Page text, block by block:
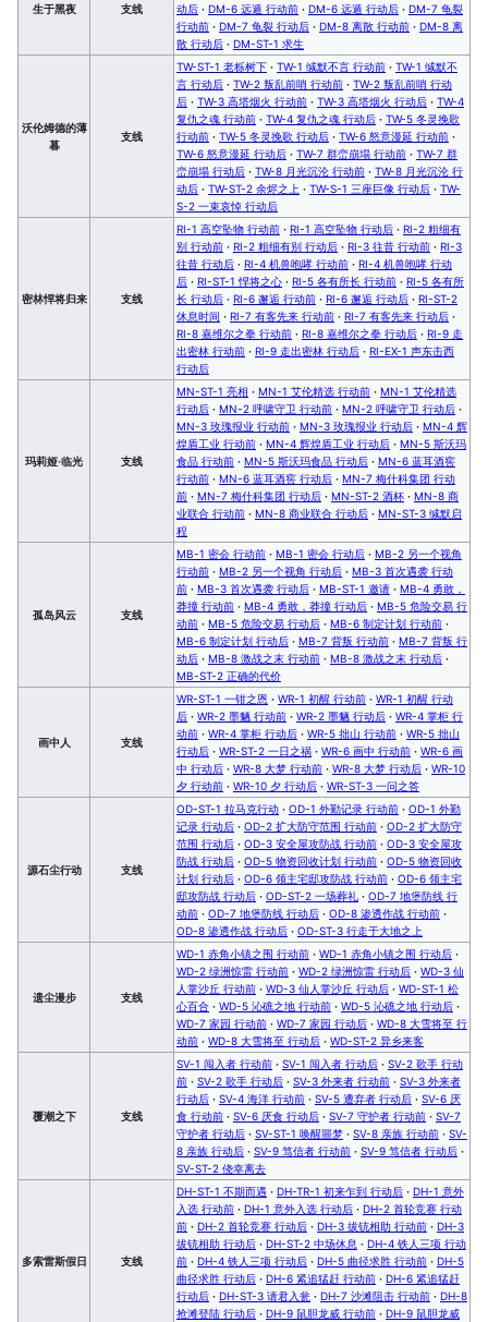
生于黑夜 支线
动后 · DM-6 远遁 行动前 · DM-6 远遁 行动后 · DM-7 龟裂
行动前 · DM-7 龟裂 行动后 · DM-8 离散 行动前 · DM-8 离
散 行动后 · DM-ST-1 求生
沃伦姆德的薄
暮
支线
TW-ST-1 老栎树下 · TW-1 缄默不言 行动前 · TW-1 缄默不
言 行动后 · TW-2 叛乱前哨 行动前 · TW-2 叛乱前哨 行动
后 · TW-3 高塔烟火 行动前 · TW-3 高塔烟火 行动后 · TW-4
复仇之魂 行动前 · TW-4 复仇之魂 行动后 · TW-5 冬灵挽歌
行动前 · TW-5 冬灵挽歌 行动后 · TW-6 怒意漫延 行动前 ·
TW-6 怒意漫延 行动后 · TW-7 群峦崩塌 行动前 · TW-7 群
峦崩塌 行动后 · TW-8 月光沉沦 行动前 · TW-8 月光沉沦 行
动后 · TW-ST-2 余烬之上 · TW-S-1 三座巨像 行动后 · TW-
S-2 一束哀悼 行动后
密林悍将归来 支线
RI-1 高空坠物 行动前 · RI-1 高空坠物 行动后 · RI-2 粗细有
别 行动前 · RI-2 粗细有别 行动后 · RI-3 往昔 行动前 · RI-3
往昔 行动后 · RI-4 机兽咆哮 行动前 · RI-4 机兽咆哮 行动
后 · RI-ST-1 悍将之心 · RI-5 各有所长 行动前 · RI-5 各有所
长 行动后 · RI-6 邂逅 行动前 · RI-6 邂逅 行动后 · RI-ST-2
休息时间 · RI-7 有客先来 行动前 · RI-7 有客先来 行动后 ·
RI-8 嘉维尔之拳 行动前 · RI-8 嘉维尔之拳 行动后 · RI-9 走
出密林 行动前 · RI-9 走出密林 行动后 · RI-EX-1 声东击西
行动后
玛莉娅·临光 支线
MN-ST-1 亮相 · MN-1 艾伦精选 行动前 · MN-1 艾伦精选
行动后 · MN-2 呼啸守卫 行动前 · MN-2 呼啸守卫 行动后 ·
MN-3 玫瑰报业 行动前 · MN-3 玫瑰报业 行动后 · MN-4 辉
煌盾工业 行动前 · MN-4 辉煌盾工业 行动后 · MN-5 斯沃玛
食品 行动前 · MN-5 斯沃玛食品 行动后 · MN-6 蓝耳酒窖
行动前 · MN-6 蓝耳酒窖 行动后 · MN-7 梅什科集团 行动
前 · MN-7 梅什科集团 行动后 · MN-ST-2 酒杯 · MN-8 商
业联合 行动前 · MN-8 商业联合 行动后 · MN-ST-3 缄默启
程
孤岛风云 支线
MB-1 密会 行动前 · MB-1 密会 行动后 · MB-2 另一个视角
行动前 · MB-2 另一个视角 行动后 · MB-3 首次遇袭 行动
前 · MB-3 首次遇袭 行动后 · MB-ST-1 邀请 · MB-4 勇敢，
莽撞 行动前 · MB-4 勇敢，莽撞 行动后 · MB-5 危险交易 行
动前 · MB-5 危险交易 行动后 · MB-6 制定计划 行动前 ·
MB-6 制定计划 行动后 · MB-7 背叛 行动前 · MB-7 背叛 行
动后 · MB-8 激战之末 行动前 · MB-8 激战之末 行动后 ·
MB-ST-2 正确的代价
画中人 支线
WR-ST-1 一钳之恩 · WR-1 初醒 行动前 · WR-1 初醒 行动
后 · WR-2 墨魉 行动前 · WR-2 墨魉 行动后 · WR-4 掌柜 行
动前 · WR-4 掌柜 行动后 · WR-5 拙山 行动前 · WR-5 拙山
行动后 · WR-ST-2 一日之祸 · WR-6 画中 行动前 · WR-6 画
中 行动后 · WR-8 大梦 行动前 · WR-8 大梦 行动后 · WR-10
夕 行动前 · WR-10 夕 行动后 · WR-ST-3 一问之答
源石尘行动 支线
OD-ST-1 拉马克行动 · OD-1 外勤记录 行动前 · OD-1 外勤
记录 行动后 · OD-2 扩大防守范围 行动前 · OD-2 扩大防守
范围 行动后 · OD-3 安全屋攻防战 行动前 · OD-3 安全屋攻
防战 行动后 · OD-5 物资回收计划 行动前 · OD-5 物资回收
计划 行动后 · OD-6 领主宅邸攻防战 行动前 · OD-6 领主宅
邸攻防战 行动后 · OD-ST-2 一场葬礼 · OD-7 地堡防线 行
动前 · OD-7 地堡防线 行动后 · OD-8 渗透作战 行动前 ·
OD-8 渗透作战 行动后 · OD-ST-3 行走于大地之上
遗尘漫步 支线
WD-1 赤角小镇之围 行动前 · WD-1 赤角小镇之围 行动后 ·
WD-2 绿洲惊雷 行动前 · WD-2 绿洲惊雷 行动后 · WD-3 仙
人掌沙丘 行动前 · WD-3 仙人掌沙丘 行动后 · WD-ST-1 松
心百合 · WD-5 沁礁之地 行动前 · WD-5 沁礁之地 行动后 ·
WD-7 家园 行动前 · WD-7 家园 行动后 · WD-8 大雪将至 行
动前 · WD-8 大雪将至 行动后 · WD-ST-2 异乡来客
覆潮之下 支线
SV-1 闯入者 行动前 · SV-1 闯入者 行动后 · SV-2 歌手 行动
前 · SV-2 歌手 行动后 · SV-3 外来者 行动前 · SV-3 外来者
行动后 · SV-4 海洋 行动前 · SV-5 遭弃者 行动后 · SV-6 厌
食 行动前 · SV-6 厌食 行动后 · SV-7 守护者 行动前 · SV-7
守护者 行动后 · SV-ST-1 唤醒噩梦 · SV-8 亲族 行动前 · SV-
8 亲族 行动后 · SV-9 笃信者 行动前 · SV-9 笃信者 行动后 ·
SV-ST-2 侥幸离去
多索雷斯假日 支线
DH-ST-1 不期而遇 · DH-TR-1 初来乍到 行动后 · DH-1 意外
入选 行动前 · DH-1 意外入选 行动后 · DH-2 首轮竞赛 行动
前 · DH-2 首轮竞赛 行动后 · DH-3 拔铳相助 行动前 · DH-3
拔铳相助 行动后 · DH-ST-2 中场休息 · DH-4 铁人三项 行动
前 · DH-4 铁人三项 行动后 · DH-5 曲径求胜 行动前 · DH-5
曲径求胜 行动后 · DH-6 紧追猛赶 行动前 · DH-6 紧追猛赶
行动后 · DH-ST-3 请君入瓮 · DH-7 沙滩阻击 行动前 · DH-8
抢滩登陆 行动后 · DH-9 鼠胆龙威 行动前 · DH-9 鼠胆龙威